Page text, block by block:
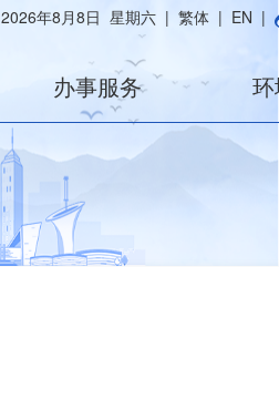
2026年8月8日 星期六 | 繁体 | EN |
办事服务